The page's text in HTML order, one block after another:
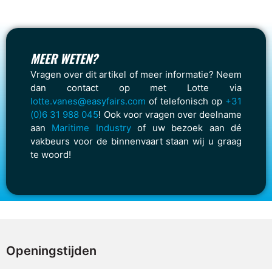
MEER WETEN?
Vragen over dit artikel of meer informatie? Neem
dan contact op met Lotte via
lotte.vanes@easyfairs.com of telefonisch op +31
(0)6 31 988 045! Ook voor vragen over deelname
aan Maritime Industryof uw bezoek aan dé
vakbeurs voor de binnenvaart staan wij u graag
te woord!
Openingstijden